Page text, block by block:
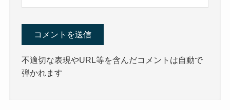
不適切な表現やURL等を含んだコメントは自動で
弾かれます